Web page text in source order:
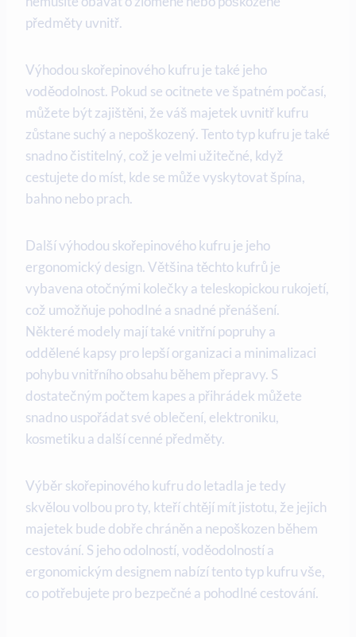
předměty uvnitř.
Výhodou skořepinového kufru je také jeho
voděodolnost. Pokud se ocitnete ve špatném počasí,
můžete být zajištěni, že váš majetek uvnitř kufru
zůstane suchý a nepoškozený. Tento typ kufru je také
snadno čistitelný, což je velmi užitečné, když
cestujete do míst, kde se může vyskytovat špína,
bahno nebo prach.
Další výhodou skořepinového kufru je jeho
ergonomický design. Většina těchto kufrů je
vybavena otočnými kolečky a teleskopickou rukojetí,
což umožňuje pohodlné a snadné přenášení.
Některé modely mají také vnitřní popruhy a
oddělené kapsy pro lepší organizaci a minimalizaci
pohybu vnitřního obsahu během přepravy. S
dostatečným počtem kapes a přihrádek můžete
snadno uspořádat své oblečení, elektroniku,
kosmetiku a další cenné předměty.
Výběr skořepinového kufru do letadla je tedy
skvělou volbou pro ty, kteří chtějí mít jistotu, že jejich
majetek bude dobře chráněn a nepoškozen během
cestování. S jeho odolností, voděodolností a
ergonomickým designem nabízí tento typ kufru vše,
co potřebujete pro bezpečné a pohodlné cestování.